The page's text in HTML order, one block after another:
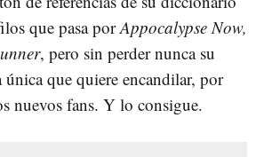
que pasa porAppocalypse Now,
, pero sin perder nunca su
que quiere encandilar, por
nuevos fans. Y lo consigue.